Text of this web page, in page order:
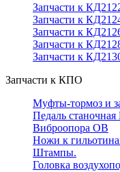
Запчасти к
Запчасти к
Запчасти к
Запчасти к
Запчасти к
Запчасти к КПО
Муфты-тормоз и
Педаль
Виброопора ОВ
Ножи к
Штампы.
Головка